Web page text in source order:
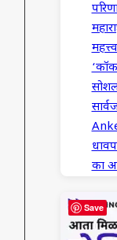
महत्त्व
का
Save